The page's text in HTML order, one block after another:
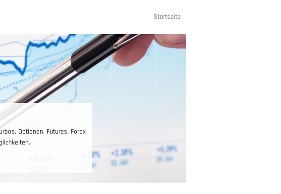
Startseite
Optionen, Futures, Forex